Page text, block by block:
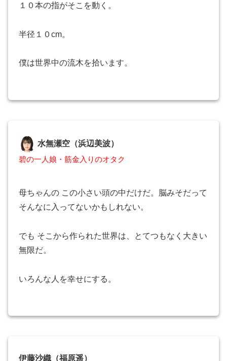
１０本の指がそこを動く。
半径１０cm。
僕は世界中の流木を拾います。
水無瀬空（浜辺美波）
碧の一人娘・筋金入りのオタク
母ちゃんの この小さい頭の中だけだ。脳みそだって
そんなに入ってないかもしれない。
でも そこから作られた世界は、とてつもなく大きい
無限だ。
いろんな人を幸せにする。
伊藤沙織（福原遥）